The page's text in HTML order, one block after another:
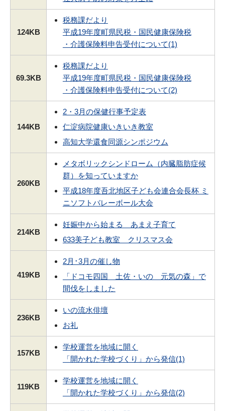
124KB
税務課だより
平成19年度町県民税・国民健康保険税
・介護保険料申告受付について(1)
69.3KB
税務課だより
平成19年度町県民税・国民健康保険税
・介護保険料申告受付について(2)
144KB
2・3月の保健行事予定表
仁淀病院健康いきいき教室
高知大学還食同源シンポジウム
260KB
メタボリックシンドローム（内臓脂肪症候
群）を知っていますか
平成18年度吾北地区子ども会連合会長杯 ミ
ニソフトバレーボール大会
214KB
妊娠中から始まる あまえ子育て
633美子ども教室 クリスマス会
419KB
2月･3月の催し物
「ドコモ四国 土佐・いの 元気の森」で
間伐をしました
236KB
いの流水俳壇
お礼
157KB
学校運営を地域に開く
「開かれた学校づくり」から発信(1)
119KB
学校運営を地域に開く
「開かれた学校づくり」から発信(2)